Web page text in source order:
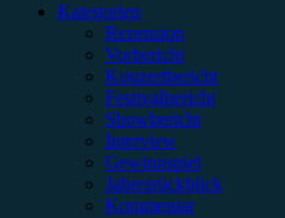
Kategorien
Rezension
Vorbericht
Konzertbericht
Festivalbericht
Showbericht
Interview
Gewinnspiel
Jahresrückblick
Kommentar